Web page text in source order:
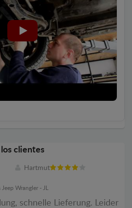
clientes
Hartmut
Wrangler - JL
schnelle Lieferung. Leider